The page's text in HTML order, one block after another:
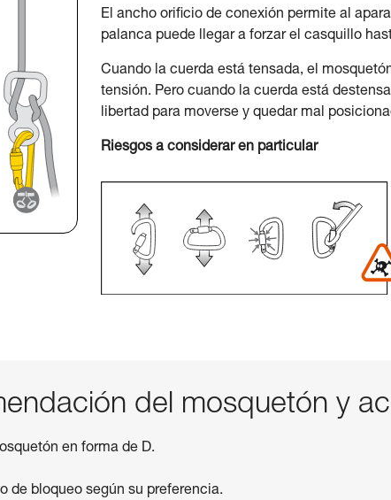
El ancho orificio de conexión permite al
palanca puede llegar a forzar el casquillo
Cuando la cuerda está tensada, el
tensión. Pero cuando la cuerda está
libertad para moverse y quedar mal
Riesgos a considerar en particular
del mosquetón y
en forma de D.
de bloqueo según su preferencia.